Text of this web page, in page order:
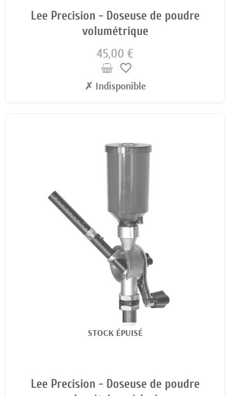
Lee Precision - Doseuse de poudre
volumétrique
45,00 €
favorite_border
✗ Indisponible
STOCK ÉPUISÉ
Lee Precision - Doseuse de poudre